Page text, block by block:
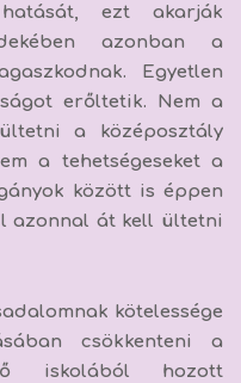
ezt akarják
azonban a
Egyetlen
erőltetik. Nem a
a középosztály
a tehetségeseket a
között is éppen
azonnal át kell ültetni
kötelessége
csökkenteni a
iskolából hozott